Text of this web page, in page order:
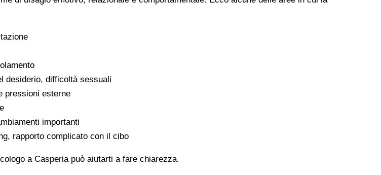
desiderio, difficoltà sessuali
pressioni esterne
importanti
rapporto complicato con il cibo
a Casperia può aiutarti a fare chiarezza.